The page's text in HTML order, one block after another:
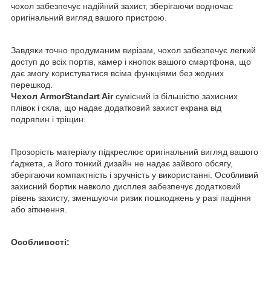
чохол забезпечує надійний захист, зберігаючи водночас
оригінальний вигляд вашого пристрою.
Завдяки точно продуманим вирізам, чохол забезпечує легкий
доступ до всіх портів, камер і кнопок вашого смартфона, що
дає змогу користуватися всіма функціями без жодних
перешкод.
Чехол ArmorStandart Airсумісний із більшістю захисних
плівок і скла, що надає додатковий захист екрана від
подряпин і тріщин.
Прозорість матеріалу підкреслює оригінальний вигляд вашого
ґаджета, а його тонкий дизайн не надає зайвого обсягу,
зберігаючи компактність і зручність у використанні. Особливий
захисний бортик навколо дисплея забезпечує додатковий
рівень захисту, зменшуючи ризик пошкоджень у разі падіння
або зіткнення.
Особливості: